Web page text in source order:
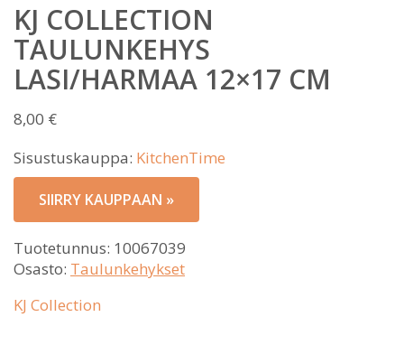
KJ COLLECTION
TAULUNKEHYS
LASI/HARMAA 12×17 CM
8,00 €
Sisustuskauppa: KitchenTime
SIIRRY KAUPPAAN »
Tuotetunnus: 10067039
Osasto: Taulunkehykset
KJ Collection